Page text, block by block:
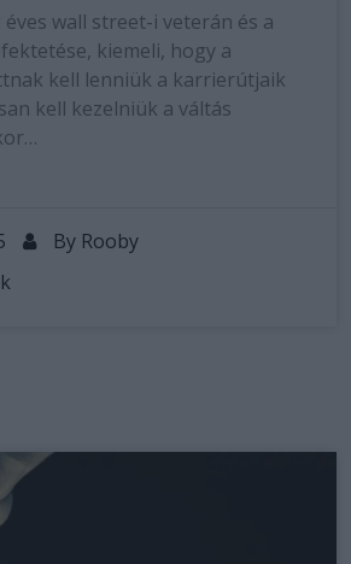
wall street-i veterán és a
kiemeli, hogy a
kell lenniük a karrierútjaik
kell kezelniük a váltás
By Rooby